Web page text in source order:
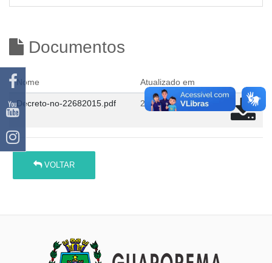
Documentos
Nome Atualizado em
Decreto-no-22682015.pdf 21/06/2024 13:23
VOLTAR